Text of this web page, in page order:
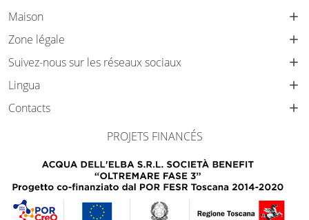
Maison
Zone légale
Suivez-nous sur les réseaux sociaux
Lingua
Contacts
PROJETS FINANCÉS